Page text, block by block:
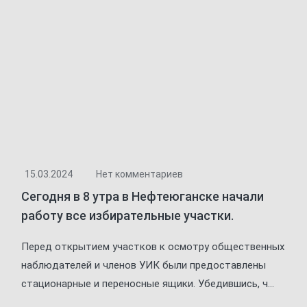
15.03.2024 Нет комментариев
Сегодня в 8 утра в Нефтеюганске начали
работу все избирательные участки.
Перед открытием участков к осмотру общественных
наблюдателей и членов УИК были предоставлены
стационарные и переносные ящики. Убедившись, ч...